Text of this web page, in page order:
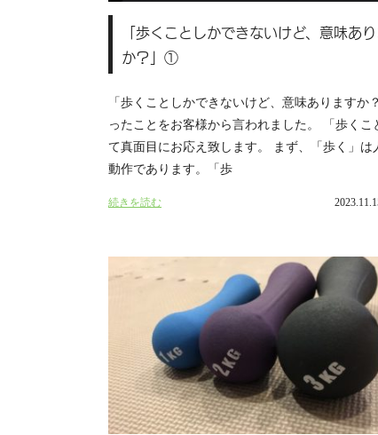
「歩くことしかできないけど、意味あ
か？」①
「歩くことしかできないけど、意味ありますか
ったことをお客様から言われました。 「歩くこ
て真面目にお応え致します。 まず、「歩く」は
動作であります。「歩
続きを読む